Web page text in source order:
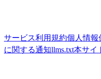
サービス利用規約個人情報
に関する通知llms.txt本サイ